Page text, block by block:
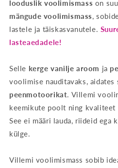
looduslik voolimismass on
mängude voolimismass,
lastele ja täiskasvanutele.
lasteaedadele!
Selle kerge vanilje aroom ja
voolimise nauditavaks, aidates
peenmotoorikat. Villemi
keemikute poolt ning
See ei määri lauda, riideid ega
külge.
Villemi voolimismass sobib